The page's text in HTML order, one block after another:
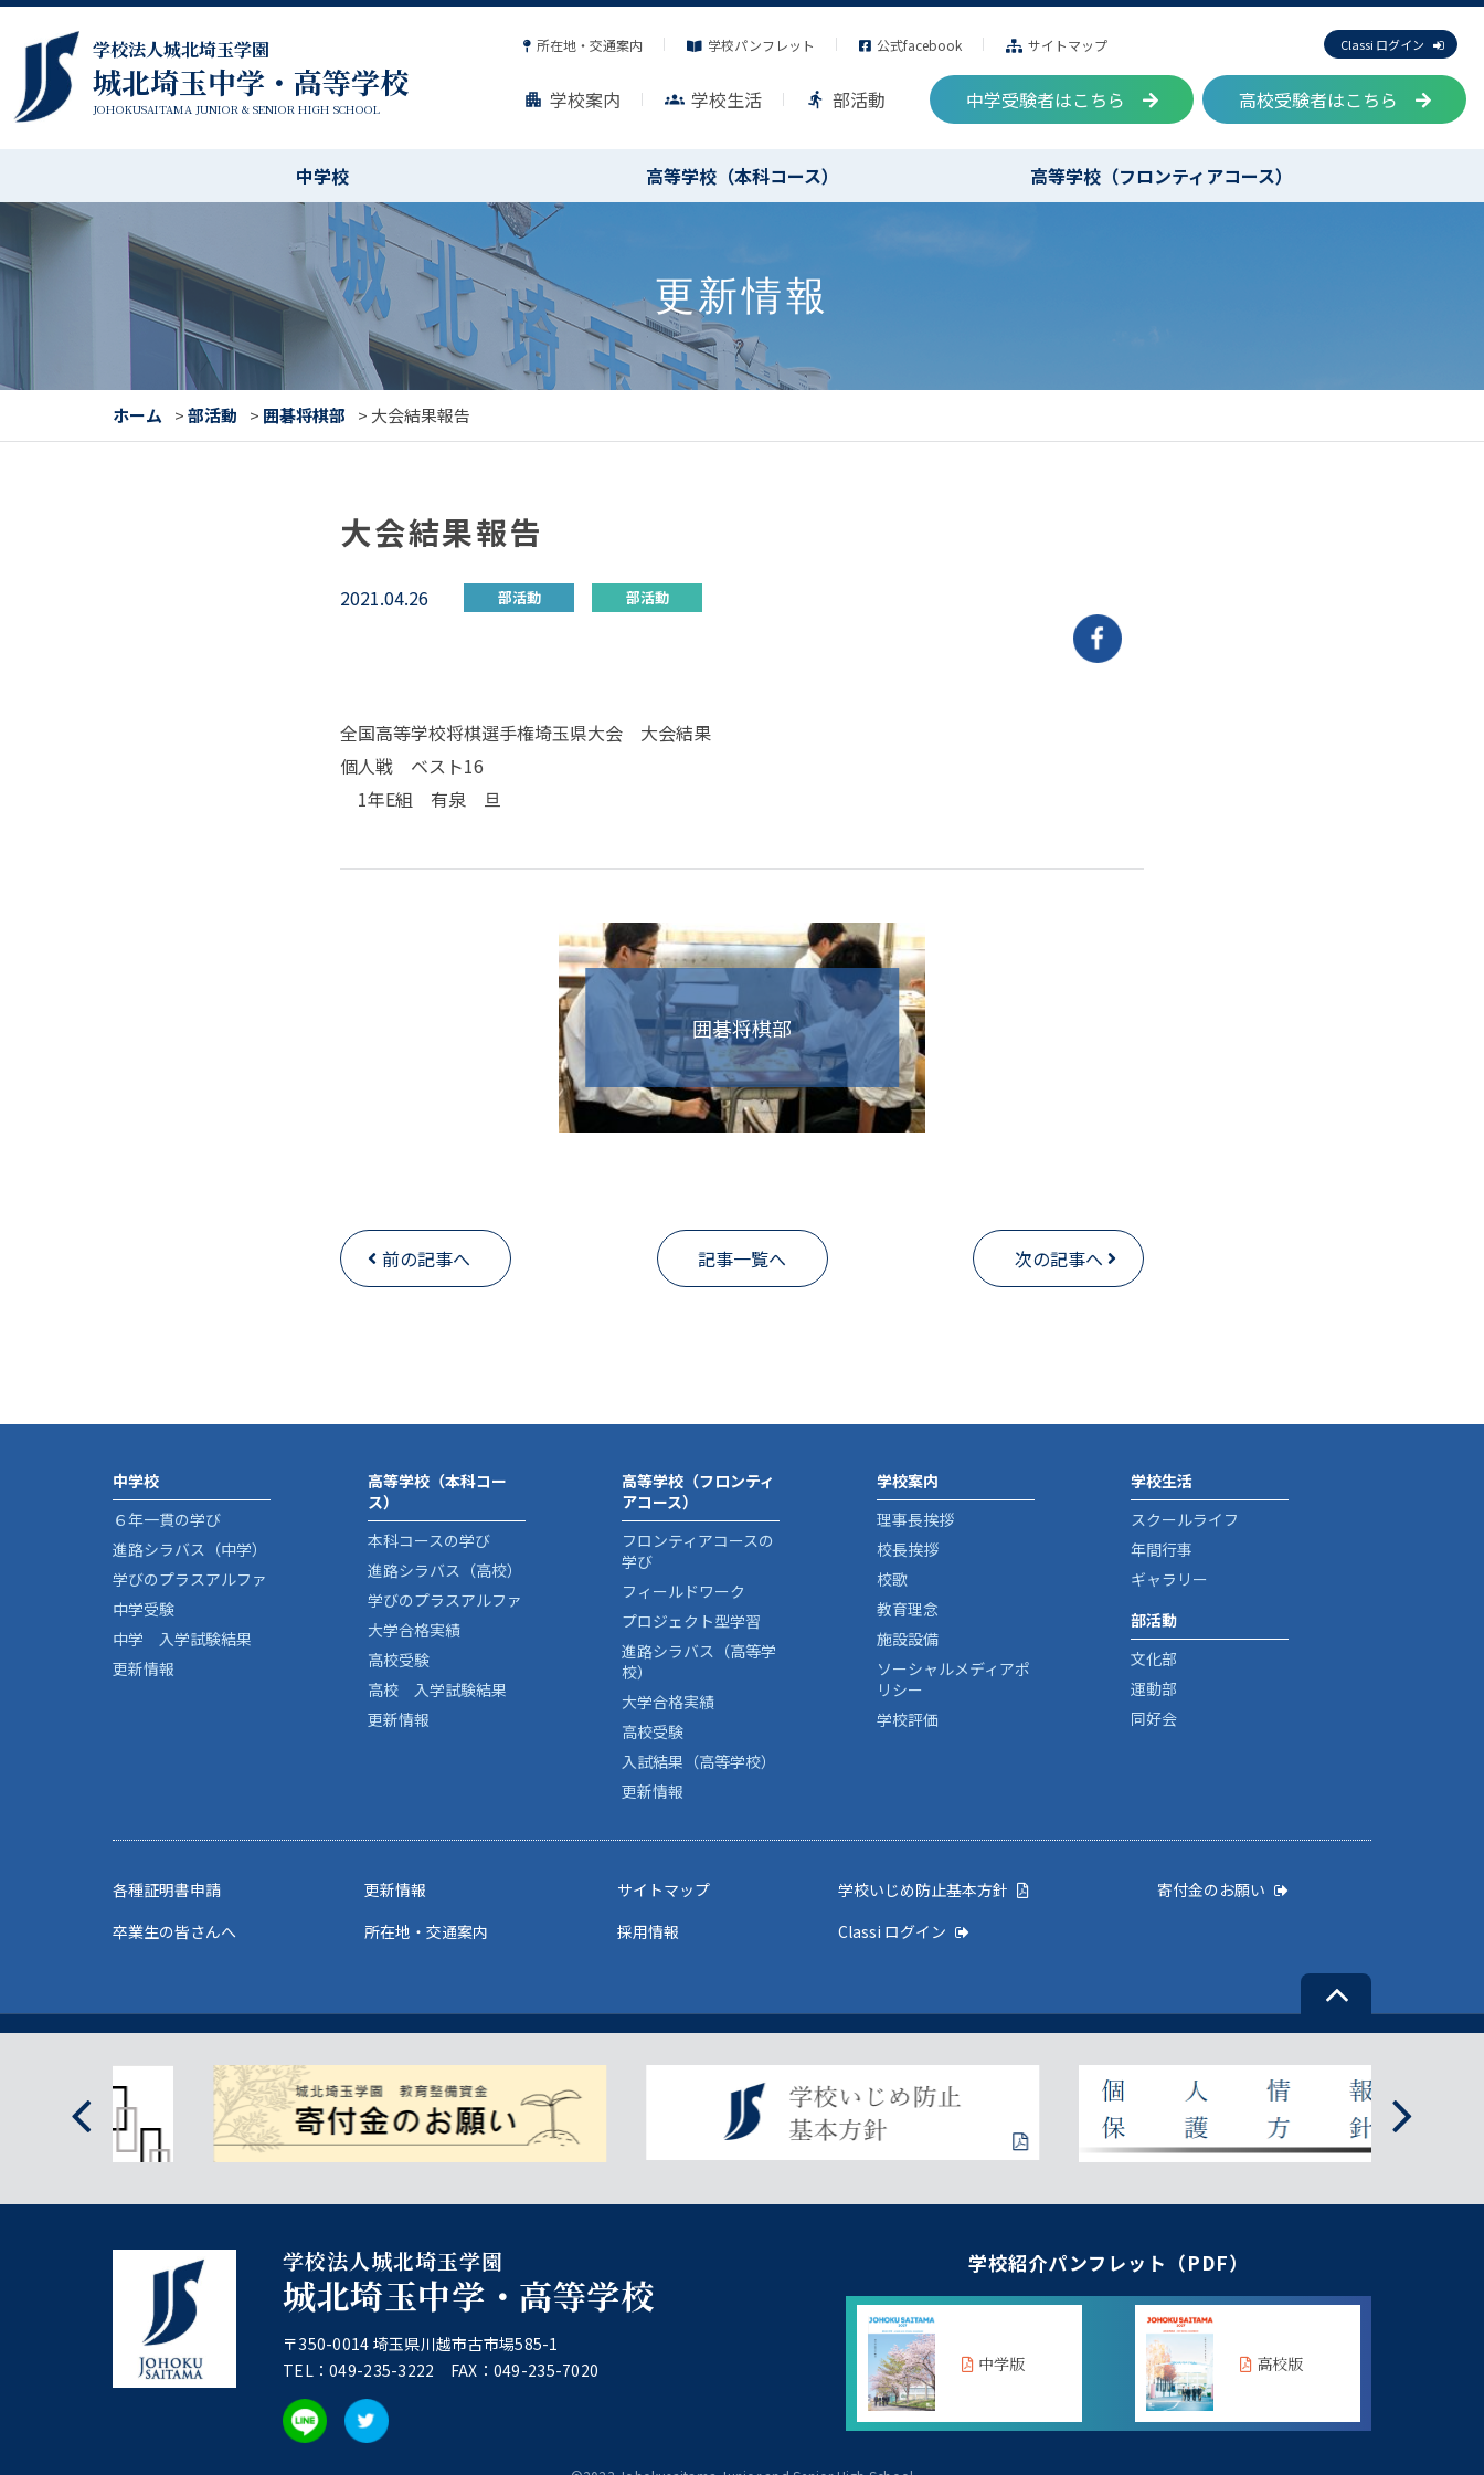
学校法人城北埼玉学園
城北埼玉中学・高等学校
JOHOKUSAITAMA JUNIOR & SENIOR HIGH SCHOOL
所在地・交通案内 学校パンフレット 公式facebook サイトマップ Classi ログイン
apartment 学校案内 groups 学校生活 directions_run 部活動 中学受験者はこちら 高校受験者はこちら
中学校 高等学校（本科コース） 高等学校（フロンティアコース）
更新情報
ホーム >部活動 > 囲碁将棋部 > 大会結果報告
大会結果報告
2021.04.26 部活動 部活動
全国高等学校将棋選手権埼玉県大会 大会結果
個人戦 ベスト16
1年E組 有泉 旦
囲碁将棋部
前の記事へ 記事一覧へ 次の記事へ
中学校
６年一貫の学び
進路シラバス（中学）
学びのプラスアルファ
中学受験
中学 入学試験結果
更新情報
高等学校（本科コー
ス）
本科コースの学び
進路シラバス（高校）
学びのプラスアルファ
大学合格実績
高校受験
高校 入学試験結果
更新情報
高等学校（フロンティ
アコース）
フロンティアコースの
学び
フィールドワーク
プロジェクト型学習
進路シラバス（高等学
校）
大学合格実績
高校受験
入試結果（高等学校）
更新情報
学校案内
理事長挨拶
校長挨拶
校歌
教育理念
施設設備
ソーシャルメディアポ
リシー
学校評価
学校生活
スクールライフ
年間行事
ギャラリー
部活動
文化部
運動部
同好会
各種証明書申請
卒業生の皆さんへ
更新情報
所在地・交通案内
サイトマップ
採用情報
学校いじめ防止基本方針
Classi ログイン
寄付金のお願い
学校法人城北埼玉学園
城北埼玉中学・高等学校
〒350-0014 埼玉県川越市古市場585-1
TEL：049-235-3222 FAX：049-235-7020
学校紹介パンフレット（PDF）
中学版 高校版